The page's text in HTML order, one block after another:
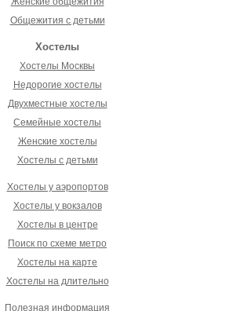
Общежития с детьми
Хостелы
Хостелы Москвы
Недорогие хостелы
Двухместные хостелы
Семейные хостелы
Женские хостелы
Хостелы с детьми
Хостелы у аэропортов
Хостелы у вокзалов
Хостелы в центре
Поиск по схеме метро
Хостелы на карте
Хостелы на длительно
Полезная информация